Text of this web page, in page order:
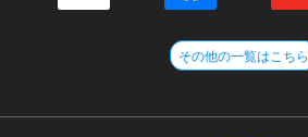
その他の一覧はこちら